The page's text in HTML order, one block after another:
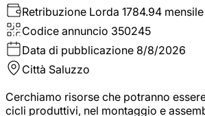
Retribuzione Lorda 1784.94 mensile
Codice annuncio 350245
Data di pubblicazione 8/8/2026
Città Saluzzo
Cerchiamo risorse che potranno
cicli produttivi, nel montaggio e